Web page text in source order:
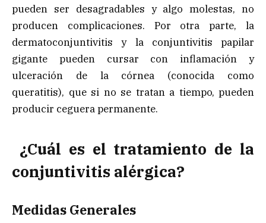
pueden ser desagradables y algo molestas, no
producen complicaciones. Por otra parte, la
dermatoconjuntivitis y la conjuntivitis papilar
gigante pueden cursar con inflamación y
ulceración de la córnea (conocida como
queratitis), que si no se tratan a tiempo, pueden
producir ceguera permanente.
¿Cuál es el tratamiento de la
conjuntivitis alérgica?
Medidas Generales